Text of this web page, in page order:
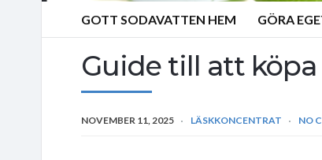
GOTT SODAVATTEN HEM GÖRA
Guide till att
NOVEMBER 11, 2025 LÄSKKONCENTRAT NO